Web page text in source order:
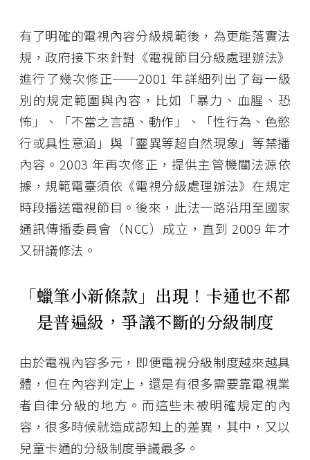
有了明確的電視內容分級規範後，為更能落實法
規，政府接下來針對《電視節目分級處理辦法》
進行了幾次修正──2001 年詳細列出了每一級
別的規定範圍與內容，比如「暴力、血腥、恐
怖」、「不當之言語、動作」、「性行為、色慾
行或具性意涵」與「靈異等超自然現象」等禁播
內容。2003 年再次修正，提供主管機關法源依
據，規範電臺須依《電視分級處理辦法》在規定
時段播送電視節目。後來，此法一路沿用至國家
通訊傳播委員會（NCC）成立，直到 2009 年才
又研議修法。
「蠟筆小新條款」出現！卡通也不都
是普遍級，爭議不斷的分級制度
由於電視內容多元，即便電視分級制度越來越具
體，但在內容判定上，還是有很多需要靠電視業
者自律分級的地方。而這些未被明確規定的內
容，很多時候就造成認知上的差異，其中，又以
兒童卡通的分級制度爭議最多。